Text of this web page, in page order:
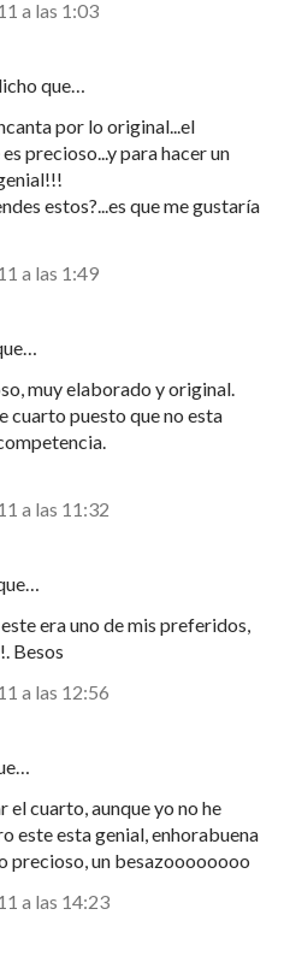
a las 1:03
que…
por lo original...el
precioso...y para hacer un
estos?...es que me gustaría
a las 1:49
muy elaborado y original.
cuarto puesto que no esta
a las 11:32
era uno de mis preferidos,
Besos
a las 12:56
el cuarto, aunque yo no he
este esta genial, enhorabuena
precioso, un besazoooooooo
a las 14:23